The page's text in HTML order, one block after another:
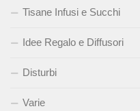
Tisane Infusi e Succhi
Idee Regalo e Diffusori
Disturbi
Varie